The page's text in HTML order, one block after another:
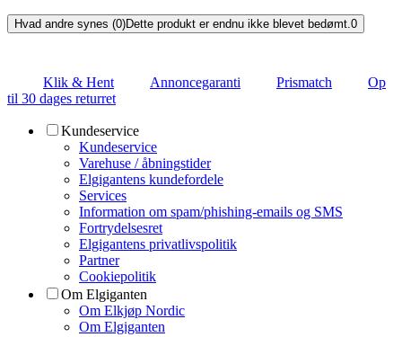
Hvad andre synes (0)Dette produkt er endnu ikke blevet bedømt.0
Klik & Hent Annoncegaranti Prismatch
Op
til 30 dages returret
Kundeservice
Kundeservice
Varehuse / åbningstider
Elgigantens kundefordele
Services
Information om spam/phishing-emails og SMS
Fortrydelsesret
Elgigantens privatlivspolitik
Partner
Cookiepolitik
Om Elgiganten
Om Elkjøp Nordic
Om Elgiganten